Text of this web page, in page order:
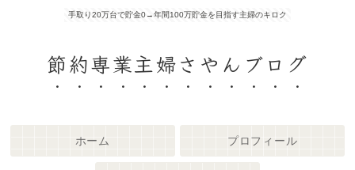
手取り20万台で貯金0→年間100万貯金を目指す主婦のキロク
節約専業主婦さやんブログ
ホーム プロフィール